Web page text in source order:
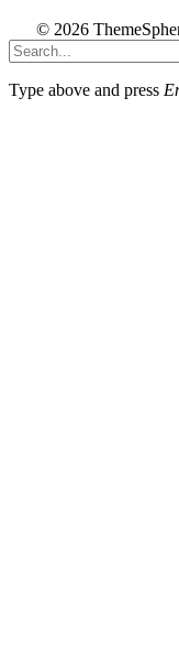
© 2026
Type above and press